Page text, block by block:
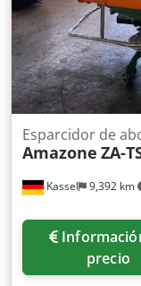
Kassel 9,392 km
Esparcidor de
Amazone ZA-
Información de
precio